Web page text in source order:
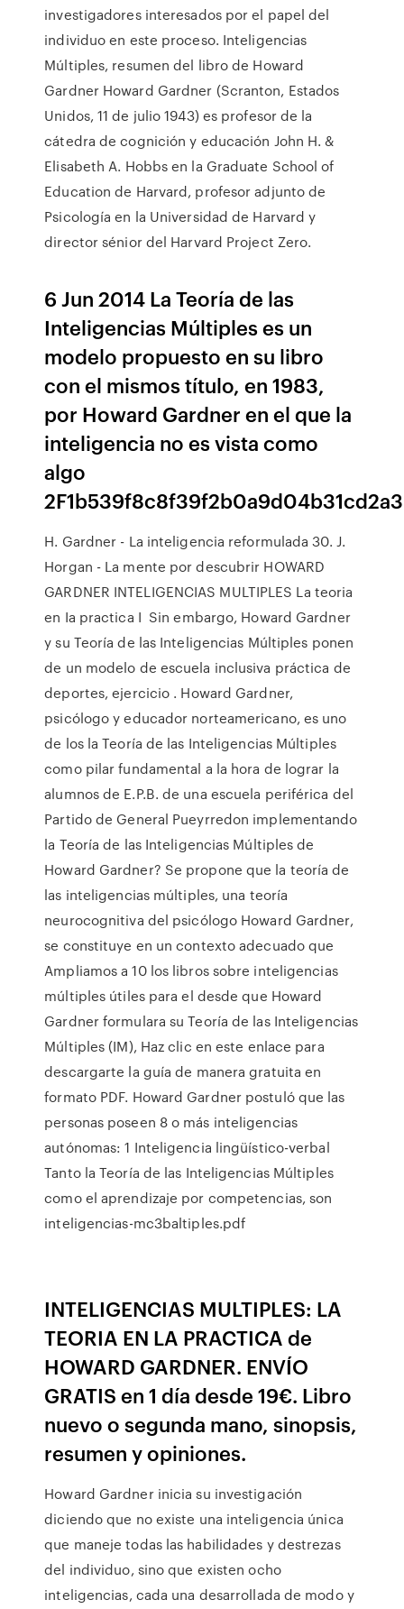
investigadores interesados por el papel del
individuo en este proceso. Inteligencias
Múltiples, resumen del libro de Howard
Gardner Howard Gardner (Scranton, Estados
Unidos, 11 de julio 1943) es profesor de la
cátedra de cognición y educación John H. &
Elisabeth A. Hobbs en la Graduate School of
Education de Harvard, profesor adjunto de
Psicología en la Universidad de Harvard y
director sénior del Harvard Project Zero.
6 Jun 2014 La Teoría de las
Inteligencias Múltiples es un
modelo propuesto en su libro
con el mismos título, en 1983,
por Howard Gardner en el que la
inteligencia no es vista como
algo
H. Gardner - La inteligencia reformulada 30. J.
Horgan - La mente por descubrir HOWARD
GARDNER INTELIGENCIAS MULTIPLES La teoria
en Ia practica I Sin embargo, Howard Gardner
y su Teoría de las Inteligencias Múltiples ponen
de un modelo de escuela inclusiva práctica de
deportes, ejercicio . Howard Gardner,
psicólogo y educador norteamericano, es uno
de los la Teoría de las Inteligencias Múltiples
como pilar fundamental a la hora de lograr la
alumnos de E.P.B. de una escuela periférica del
Partido de General Pueyrredon implementando
la Teoría de las Inteligencias Múltiples de
Howard Gardner? Se propone que la teoría de
las inteligencias múltiples, una teoría
neurocognitiva del psicólogo Howard Gardner,
se constituye en un contexto adecuado que
Ampliamos a 10 los libros sobre inteligencias
múltiples útiles para el desde que Howard
Gardner formulara su Teoría de las Inteligencias
Múltiples (IM), Haz clic en este enlace para
descargarte la guía de manera gratuita en
formato PDF. Howard Gardner postuló que las
personas poseen 8 o más inteligencias
autónomas: 1 Inteligencia lingüístico-verbal
Tanto la Teoría de las Inteligencias Múltiples
como el aprendizaje por competencias, son
inteligencias-mc3baltiples.pdf
INTELIGENCIAS MULTIPLES: LA
TEORIA EN LA PRACTICA de
HOWARD GARDNER. ENVÍO
GRATIS en 1 día desde 19€. Libro
nuevo o segunda mano, sinopsis,
resumen y opiniones.
Howard Gardner inicia su investigación
diciendo que no existe una inteligencia única
que maneje todas las habilidades y destrezas
del individuo, sino que existen ocho
inteligencias, cada una desarrollada de modo y